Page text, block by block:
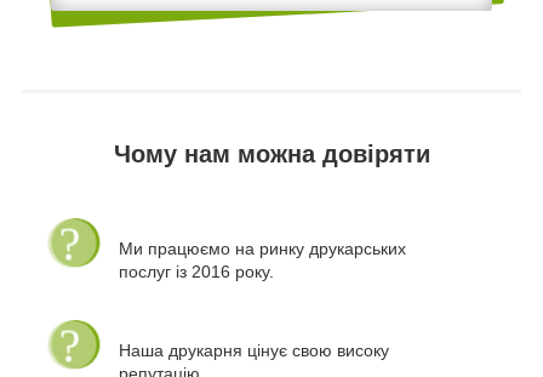
Чому нам можна довіряти
Ми працюємо на ринку друкарських
послуг із 2016 року.
Наша друкарня цінує свою високу